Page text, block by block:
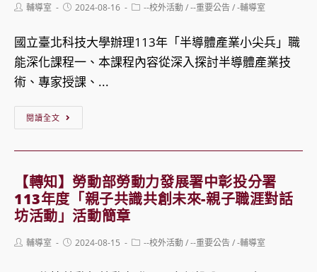
們
共
同
暨
資
源
冊
(113
年)」
室
辦
校
師
研
習，
敬
請
Post輔導室
Post2024-08-16
Post--校外活動/--重要公告/-輔導室
國立臺北科技大學辦理113年「半導體產業小尖兵」職
能深化課程一、本課程內容從深入探討半導體產業技
術、專家授課、...
閱讀全文
國
立
臺
北
【轉知】勞動部勞動力發展署中彰投分署
113年度「親子共識共創未來-親子職涯對話
坊活動」活動簡章
Post輔導室
Post2024-08-15
Post--校外活動/--重要公告/-輔導室